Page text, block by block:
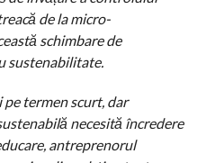
de la micro-
schimbare de
sustenabilitate.
termen scurt, dar
necesită încredere
antreprenorul